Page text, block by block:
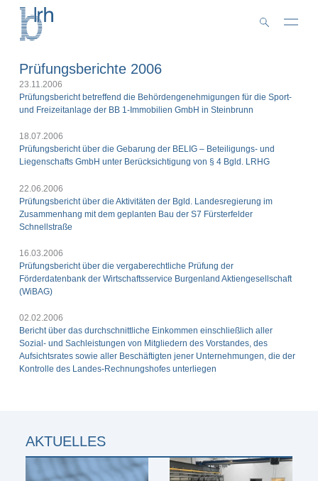
springen
Prüfungsberichte 2006
23.11.2006
Prüfungsbericht betreffend die Behördengenehmigungen für die Sport-
und Freizeitanlage der BB 1-Immobilien GmbH in Steinbrunn
18.07.2006
Prüfungsbericht über die Gebarung der BELIG – Beteiligungs- und
Liegenschafts GmbH unter Berücksichtigung von § 4 Bgld. LRHG
22.06.2006
Prüfungsbericht über die Aktivitäten der Bgld. Landesregierung im
Zusammenhang mit dem geplanten Bau der S7 Fürsterfelder
Schnellstraße
16.03.2006
Prüfungsbericht über die vergaberechtliche Prüfung der
Förderdatenbank der Wirtschaftsservice Burgenland Aktiengesellschaft
(WiBAG)
02.02.2006
Bericht über das durchschnittliche Einkommen einschließlich aller
Sozial- und Sachleistungen von Mitgliedern des Vorstandes, des
Aufsichtsrates sowie aller Beschäftigten jener Unternehmungen, die der
Kontrolle des Landes-Rechnungshofes unterliegen
AKTUELLES